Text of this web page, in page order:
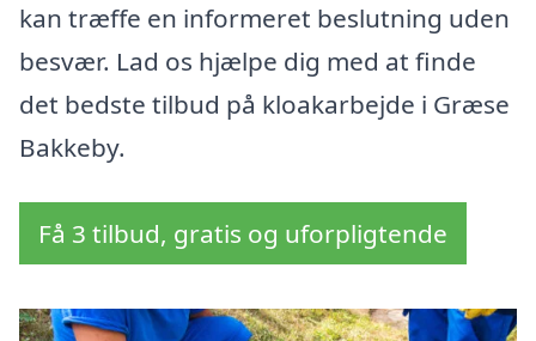
kan træffe en informeret beslutning uden
besvær. Lad os hjælpe dig med at finde
det bedste tilbud på kloakarbejde i Græse
Bakkeby.
Få 3 tilbud, gratis og uforpligtende